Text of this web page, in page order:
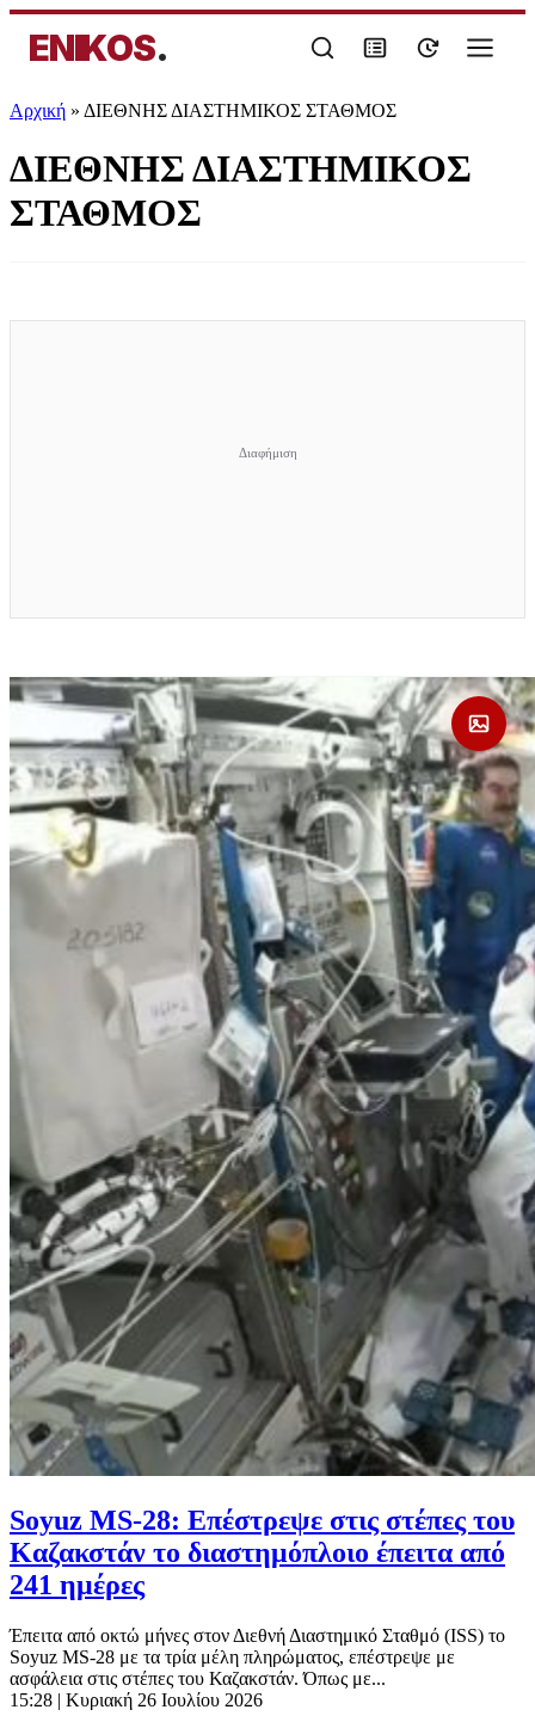
ENIKOS.
Αρχική » ΔΙΕΘΝΗΣ ΔΙΑΣΤΗΜΙΚΟΣ ΣΤΑΘΜΟΣ
ΔΙΕΘΝΗΣ ΔΙΑΣΤΗΜΙΚΟΣ
ΣΤΑΘΜΟΣ
Soyuz MS-28: Επέστρεψε στις στέπες του
Καζακστάν το διαστημόπλοιο έπειτα από
241 ημέρες
Έπειτα από οκτώ μήνες στον Διεθνή Διαστημικό Σταθμό (ISS) το
Soyuz MS-28 με τα τρία μέλη πληρώματος, επέστρεψε με
ασφάλεια στις στέπες του Καζακστάν. Όπως με...
15:28 | Κυριακή 26 Ιουλίου 2026